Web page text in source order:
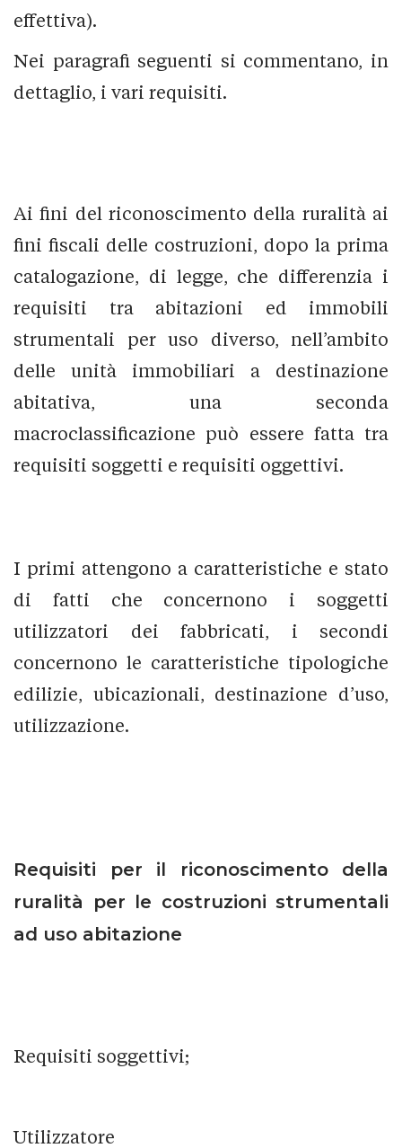
effettiva).
Nei paragrafi seguenti si commentano, in
dettaglio, i vari requisiti.
Ai fini del riconoscimento della ruralità ai
fini fiscali delle costruzioni, dopo la prima
catalogazione, di legge, che differenzia i
requisiti tra abitazioni ed immobili
strumentali per uso diverso, nell’ambito
delle unità immobiliari a destinazione
abitativa, una seconda
macroclassificazione può essere fatta tra
requisiti soggetti e requisiti oggettivi.
I primi attengono a caratteristiche e stato
di fatti che concernono i soggetti
utilizzatori dei fabbricati, i secondi
concernono le caratteristiche tipologiche
edilizie, ubicazionali, destinazione d’uso,
utilizzazione.
Requisiti per il riconoscimento della
ruralità per le costruzioni strumentali
ad uso abitazione
Requisiti soggettivi;
Utilizzatore